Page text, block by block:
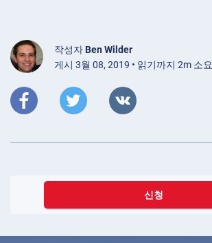
작성자 Ben Wilder
게시 3월 08, 2019 • 읽기까지 2m 소요
신청